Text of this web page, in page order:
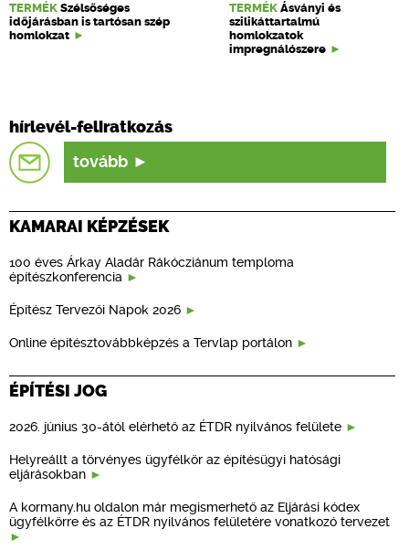
TERMÉK Szélsőséges
időjárásban is tartósan szép
homlokzat
TERMÉK Ásványi és
szilikáttartalmú
homlokzatok
impregnálószere
hírlevél-feliratkozás
tovább
KAMARAI KÉPZÉSEK
100 éves Árkay Aladár Rákócziánum temploma
építészkonferencia
Építész Tervezői Napok 2026
Online építésztovábbképzés a Tervlap portálon
ÉPÍTÉSI JOG
2026. június 30-ától elérhető az ÉTDR nyilvános felülete
Helyreállt a törvényes ügyfélkör az építésügyi hatósági
eljárásokban
A kormany.hu oldalon már megismerhető az Eljárási kódex
ügyfélkörre és az ÉTDR nyilvános felületére vonatkozó tervezet